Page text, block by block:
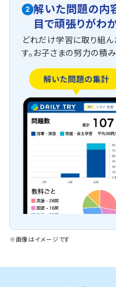
2 解いた問題の内
目で頑張りがわ
どれだけ学習に取り組ん
す。お子さまの努力の積
※画像はイメージです